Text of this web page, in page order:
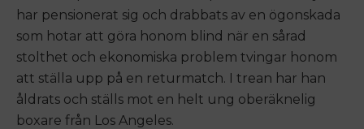
har pensionerat sig och drabbats av en ögonskada
som hotar att göra honom blind när en sårad
stolthet och ekonomiska problem tvingar honom
att ställa upp på en returmatch. I trean har han
åldrats och ställs mot en helt ung oberäknelig
boxare från Los Angeles.